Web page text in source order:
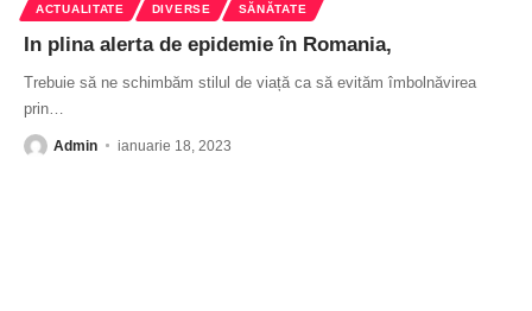
ACTUALITATE DIVERSE SĂNĂTATE
In plina alerta de epidemie în Romania,
Trebuie să ne schimbăm stilul de viață ca să evităm îmbolnăvirea
prin
Admin ianuarie 18, 2023